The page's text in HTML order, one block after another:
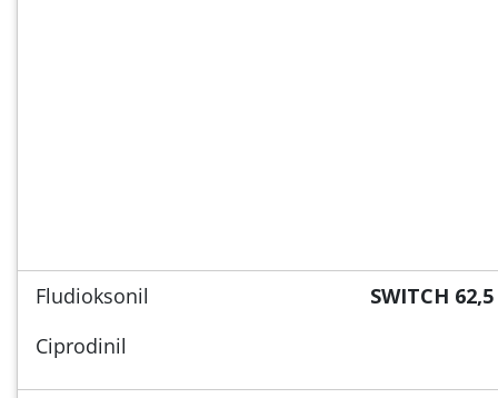
Fludioksonil
Ciprodinil
SWITCH